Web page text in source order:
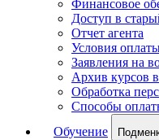
Финансовое
Доступ в
Отчет агента
Условия
Заявления на
Архив курсов
Обработка
Способы
Обучение